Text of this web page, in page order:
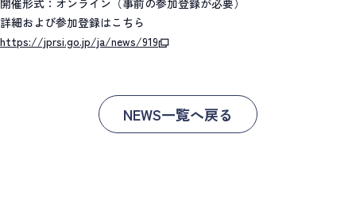
開催形式：オンライン（事前の参加登録が必要）
詳細および参加登録はこちら
https://jprsi.go.jp/ja/news/919
NEWS一覧へ戻る